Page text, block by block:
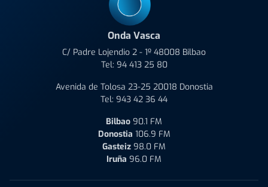
Onda Vasca
C/ Padre Lojendio 2 - 1º 48008 Bilbao
Tel: 94 413 25 80
Avenida de Tolosa 23-25 20018 Donostia
Tel: 943 42 36 44
Bilbao 90.1 FM
Donostia 106.9 FM
Gasteiz 98.0 FM
Iruña 96.0 FM